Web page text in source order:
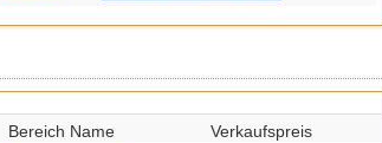
Bereich Name Verkaufspreis